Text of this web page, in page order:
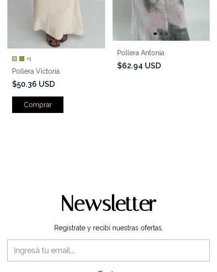
+1
Pollera Victoria
$50.36 USD
Comprar
Pollera Antonia
$62.94 USD
Newsletter
Registrate y recibí nuestras ofertas.